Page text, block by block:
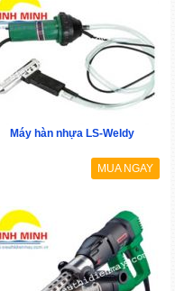
Máy hàn nhựa LS-Weldy
MUA NGAY